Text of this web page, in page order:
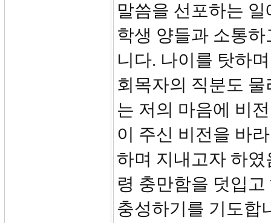
말씀을 선포하는
학생 양들과 소통
니다. 나이를 탓하
회목자의 직분도
는 저의 마음에 비
이 주신 비전을 바
하며 지내고자 하
령 충만함을 덧입
충성하기를 기도합